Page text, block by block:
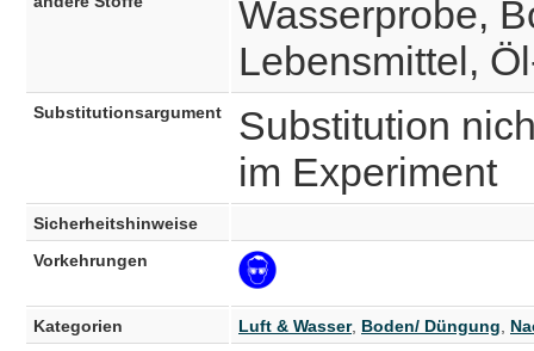
Wasserprobe,
Lebensmittel,
Substitutionsargument
Substitution
im Experiment
Sicherheitshinweise
Vorkehrungen
Kategorien Luft & Wasser, Boden/ Düngung